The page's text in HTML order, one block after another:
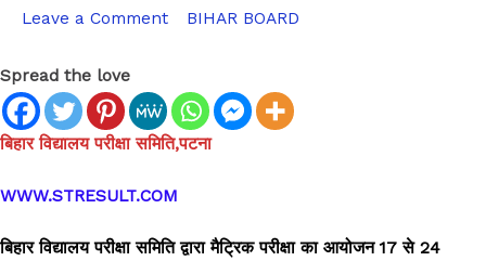
Leave a Comment BIHAR BOARD
Spread the love
बिहार विद्यालय परीक्षा समिति,पटना
WWW.STRESULT.COM
बिहार विद्यालय परीक्षा समिति द्वारा मैट्रिक परीक्षा का आयोजन 17 से 24